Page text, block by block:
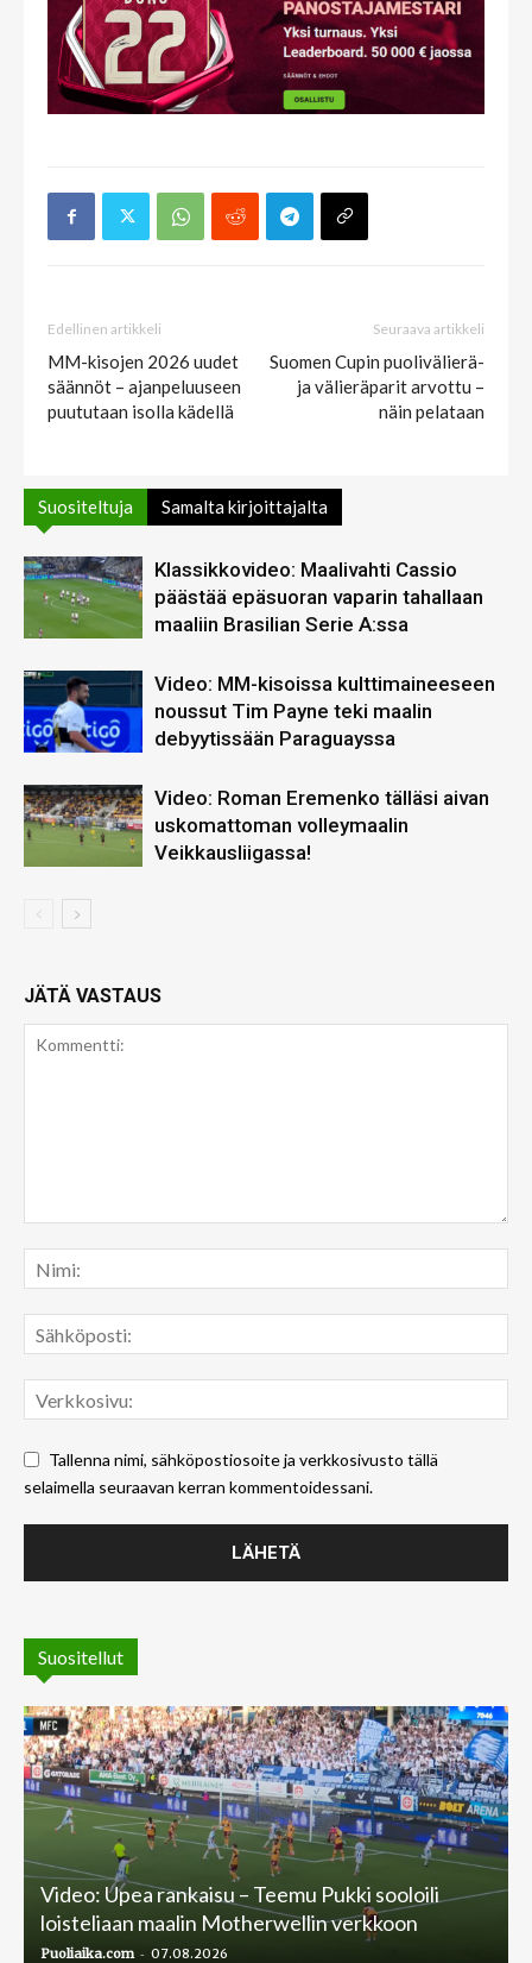
Edellinen artikkeli
MM-kisojen 2026 uudet
säännöt – ajanpeluuseen
puututaan isolla kädellä
Seuraava artikkeli
Suomen Cupin puolivälierä-
ja välieräparit arvottu –
näin pelataan
Suositeltuja Samalta kirjoittajalta
Klassikkovideo: Maalivahti Cassio
päästää epäsuoran vaparin tahallaan
maaliin Brasilian Serie A:ssa
Video: MM-kisoissa kulttimaineeseen
noussut Tim Payne teki maalin
debyytissään Paraguayssa
Video: Roman Eremenko tälläsi aivan
uskomattoman volleymaalin
Veikkausliigassa!
JÄTÄ VASTAUS
Tallenna nimi, sähköpostiosoite ja verkkosivusto tällä
selaimella seuraavan kerran kommentoidessani.
Suositellut
Video: Upea rankaisu – Teemu Pukki sooloili
loisteliaan maalin Motherwellin verkkoon
Puoliaika.com - 07.08.2026